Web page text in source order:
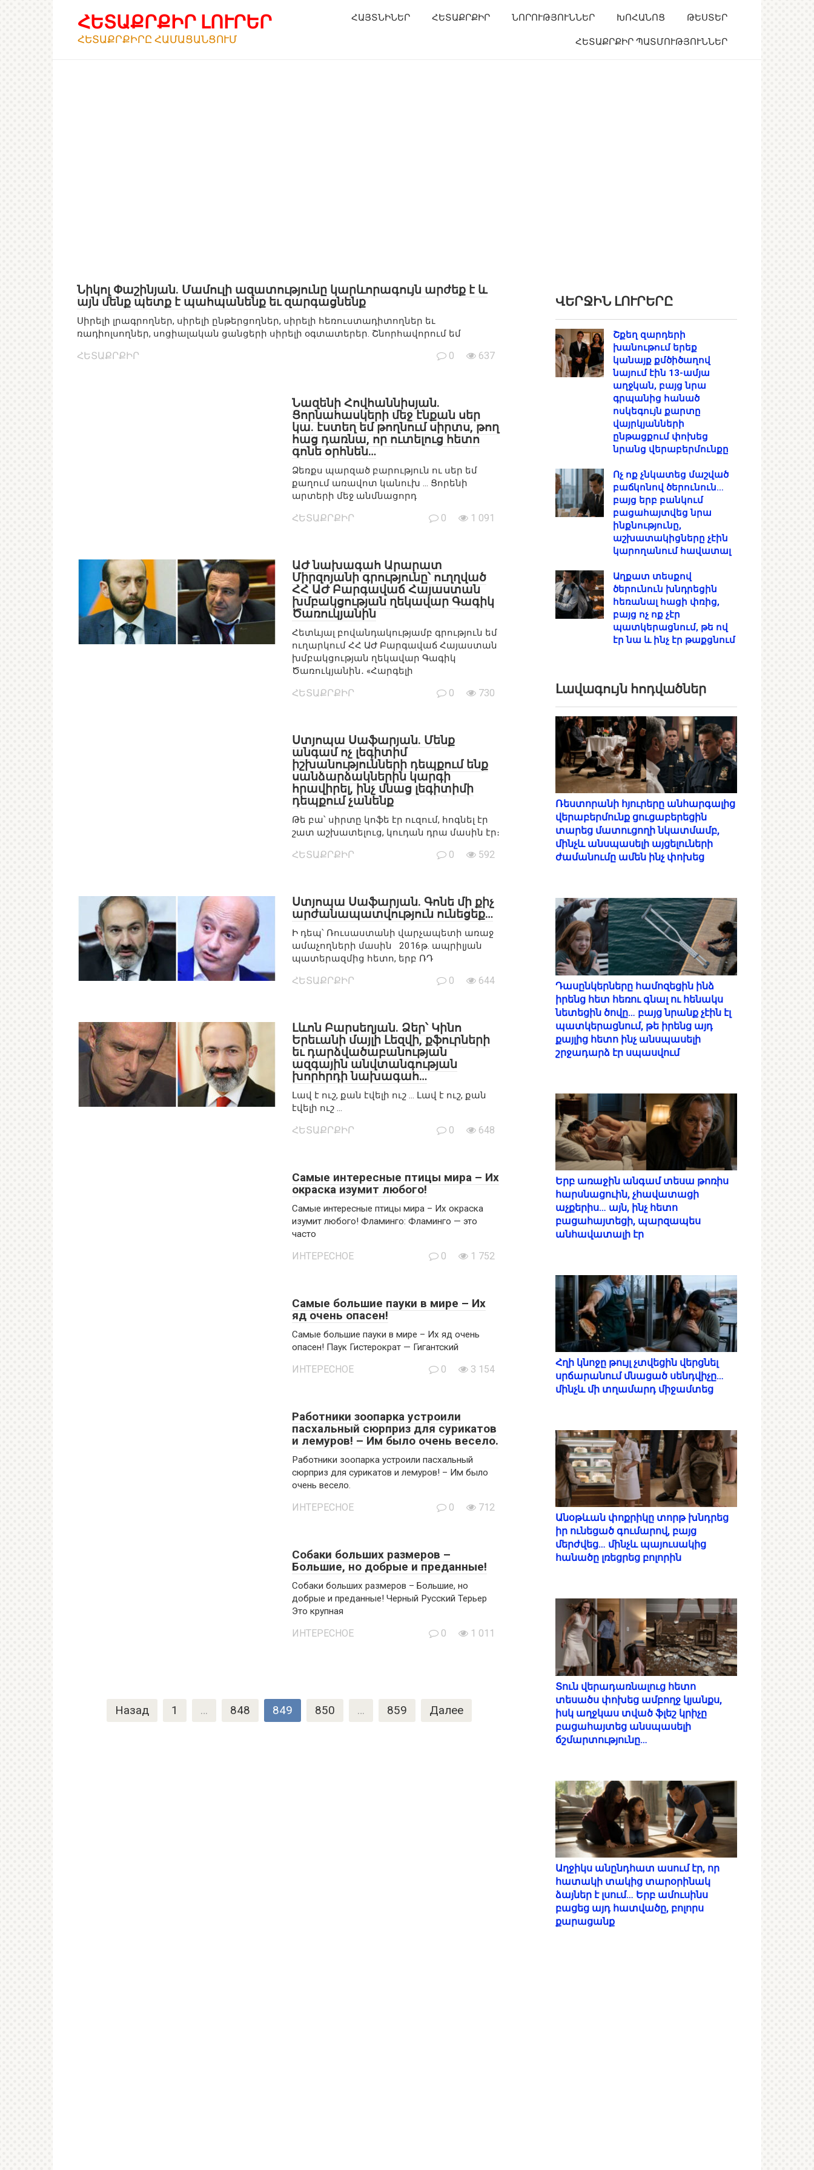
ՀԵՏԱՔՐՔԻՐ ԼՈՒՐԵՐ
ՀԵՏԱՔՐՔԻՐԸ ՀԱՄԱՑԱՆՑՈՒՄ
ՀԱՅՏՆԻՆԵՐ ՀԵՏԱՔՐՔԻՐ ՆՈՐՈՒԹՅՈՒՆՆԵՐ ԽՈՀԱՆՈՑ ԹԵՍՏԵՐ
ՀԵՏԱՔՐՔԻՐ ՊԱՏՄՈՒԹՅՈՒՆՆԵՐ
Նիկոլ Փաշինյան. Մամուլի ազատությունը կարևորագույն արժեք է և
այն մենք պետք է պահպանենք եւ զարգացնենք
Սիրելի լրագրողներ, սիրելի ընթերցողներ, սիրելի հեռուստադիտողներ եւ
ռադիոլսողներ, սոցիալական ցանցերի սիրելի օգտատերեր. Շնորհավորում եմ
ՀԵՏԱՔՐՔԻՐ 0 637
Նազենի Հովհաննիսյան.
Ցորնահասկերի մեջ էնքան սեր
կա. էստեղ եմ թողնում սիրտս, թող
հաց դառնա, որ ուտելուց հետո
գոնե օրհնեն…
Ձեռքս պարզած բարություն ու սեր եմ
քաղում առավոտ կանուխ … Ցորենի
արտերի մեջ անմնացորդ
ՀԵՏԱՔՐՔԻՐ 0 1 091
ԱԺ նախագահ Արարատ
Միրզոյանի գրությունը՝ ուղղված
ՀՀ ԱԺ Բարգավաճ Հայաստան
խմբակցության ղեկավար Գագիկ
Ծառուկյանին
Հետևյալ բովանդակությամբ գրություն եմ
ուղարկում ՀՀ ԱԺ Բարգավաճ Հայաստան
խմբակցության ղեկավար Գագիկ
Ծառուկյանին․ «Հարգելի
ՀԵՏԱՔՐՔԻՐ 0 730
Ստյոպա Սաֆարյան. Մենք
անգամ ոչ լեգիտիմ
իշխանությունների դեպքում ենք
սանձարձակներին կարգի
հրավիրել, ինչ մնաց լեգիտիմի
դեպքում չանենք
Թե բա՝ սիրտը կոֆե էր ուզում, հոգնել էր
շատ աշխատելուց, կուդան դրա մասին էր։
ՀԵՏԱՔՐՔԻՐ 0 592
Ստյոպա Սաֆարյան. Գոնե մի քիչ
արժանապատվություն ունեցեք…
Ի դեպ՝ Ռուսաստանի վարչապետի առաջ
ամաչողների մասին 2016թ. ապրիլյան
պատերազմից հետո, երբ ՌԴ
ՀԵՏԱՔՐՔԻՐ 0 644
Լևոն Բարսեղյան. Ձեր՝ Կինո
Երեւանի մայլի Լեզվի, քֆուրների
եւ դարձվածաբանության
ազգային անվտանգության
խորհրդի նախագահ…
Լավ է ուշ, քան էվելի ուշ … Լավ է ուշ, քան
էվելի ուշ …
ՀԵՏԱՔՐՔԻՐ 0 648
Самые интересные птицы мира – Их
окраска изумит любого!
Самые интересные птицы мира – Их окраска
изумит любого! Фламинго: Фламинго — это
часто
ИНТЕРЕСНОЕ 0 1 752
Самые большие пауки в мире – Их
яд очень опасен!
Самые большие пауки в мире – Их яд очень
опасен! Паук Гистерократ — Гигантский
ИНТЕРЕСНОЕ 0 3 154
Работники зоопарка устроили
пасхальный сюрприз для сурикатов
и лемуров! – Им было очень весело.
Работники зоопарка устроили пасхальный
сюрприз для сурикатов и лемуров! – Им было
очень весело.
ИНТЕРЕСНОЕ 0 712
Собаки больших размеров –
Большие, но добрые и преданные!
Собаки больших размеров – Большие, но
добрые и преданные! Черный Русский Терьер
Это крупная
ИНТЕРЕСНОЕ 0 1 011
Пагинация
записей
Назад 1 … 848 849 850 … 859 Далее
ՎԵՐՋԻՆ ԼՈՒՐԵՐԸ
Շքեղ զարդերի
խանութում երեք
կանայք քմծիծաղով
նայում էին 13-ամյա
աղջկան, բայց նրա
գրպանից հանած
ոսկեգույն քարտը
վայրկյանների
ընթացքում փոխեց
նրանց վերաբերմունքը
Ոչ ոք չնկատեց մաշված
բաճկոնով ծերունուն…
բայց երբ բանկում
բացահայտվեց նրա
ինքնությունը,
աշխատակիցները չէին
կարողանում հավատալ
Աղքատ տեսքով
ծերունուն խնդրեցին
հեռանալ հացի փռից,
բայց ոչ ոք չէր
պատկերացնում, թե ով
էր նա և ինչ էր թաքցնում
Լավագույն հոդվածներ
Ռեստորանի հյուրերը անհարգալից
վերաբերմունք ցուցաբերեցին
տարեց մատուցողի նկատմամբ,
մինչև անսպասելի այցելուների
ժամանումը ամեն ինչ փոխեց
Դասընկերները համոզեցին ինձ
իրենց հետ հեռու գնալ ու հենակս
նետեցին ծովը… բայց նրանք չէին էլ
պատկերացնում, թե իրենց այդ
քայլից հետո ինչ անսպասելի
շրջադարձ էր սպասվում
Երբ առաջին անգամ տեսա թոռիս
հարսնացուին, չհավատացի
աչքերիս… այն, ինչ հետո
բացահայտեցի, պարզապես
անհավատալի էր
Հղի կնոջը թույլ չտվեցին վերցնել
սրճարանում մնացած սենդվիչը…
մինչև մի տղամարդ միջամտեց
Անօթևան փոքրիկը տորթ խնդրեց
իր ունեցած գումարով, բայց
մերժվեց… մինչև պայուսակից
հանածը լռեցրեց բոլորին
Տուն վերադառնալուց հետո
տեսածս փոխեց ամբողջ կյանքս,
իսկ աղջկաս տված ֆլեշ կրիչը
բացահայտեց անսպասելի
ճշմարտությունը…
Աղջիկս անընդհատ ասում էր, որ
հատակի տակից տարօրինակ
ձայներ է լսում… Երբ ամուսինս
բացեց այդ հատվածը, բոլորս
քարացանք